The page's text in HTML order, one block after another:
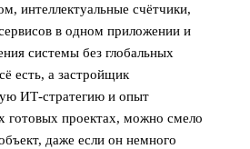
интеллектуальные счётчики,
в одном приложении и
системы без глобальных
есть, а застройщик
ИТ‑стратегию и опыт
готовых проектах, можно смело
даже если он немного